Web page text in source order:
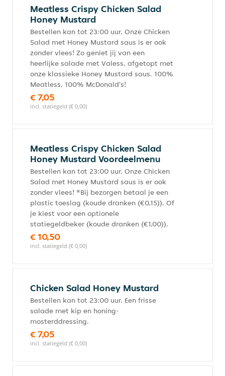
Meatless Crispy Chicken Salad
Honey Mustard
Bestellen kan tot 23:00 uur. Onze Chicken
Salad met Honey Mustard saus is er ook
zonder vlees! Zo geniet jij van een
heerlijke salade met Valess, afgetopt met
onze klassieke Honey Mustard saus. 100%
Meatless, 100% McDonald's!
€ 7,05
incl. statiegeld (€ 0,00)
Meatless Crispy Chicken Salad
Honey Mustard Voordeelmenu
Bestellen kan tot 23:00 uur. Onze Chicken
Salad met Honey Mustard saus is er ook
zonder vlees! *Bij bezorgen betaal je een
plastic toeslag (koude dranken (€0,15)). Of
je kiest voor een optionele
statiegeldbeker (koude dranken (€1,00)).
€ 10,50
incl. statiegeld (€ 0,00)
Chicken Salad Honey Mustard
Bestellen kan tot 23:00 uur. Een frisse
salade met kip en honing-
mosterddressing.
€ 7,05
incl. statiegeld (€ 0,00)